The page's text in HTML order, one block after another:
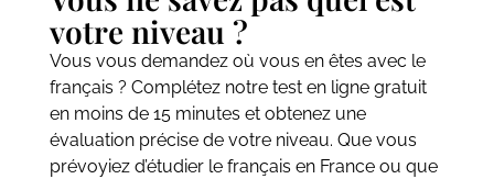
votre niveau ?
Vous vous demandez où vous en êtes avec le
français ? Complétez notre test en ligne gratuit
en moins de 15 minutes et obtenez une
évaluation précise de votre niveau. Que vous
prévoyiez d’étudier le français en France ou que